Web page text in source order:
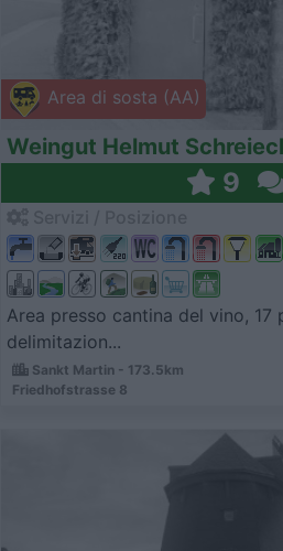
Area di sosta (AA)
Weingut Helmut
9
Area presso cantina del vino, 17
delimitazion...
Sankt Martin - 173.5km
Friedhofstrasse 8